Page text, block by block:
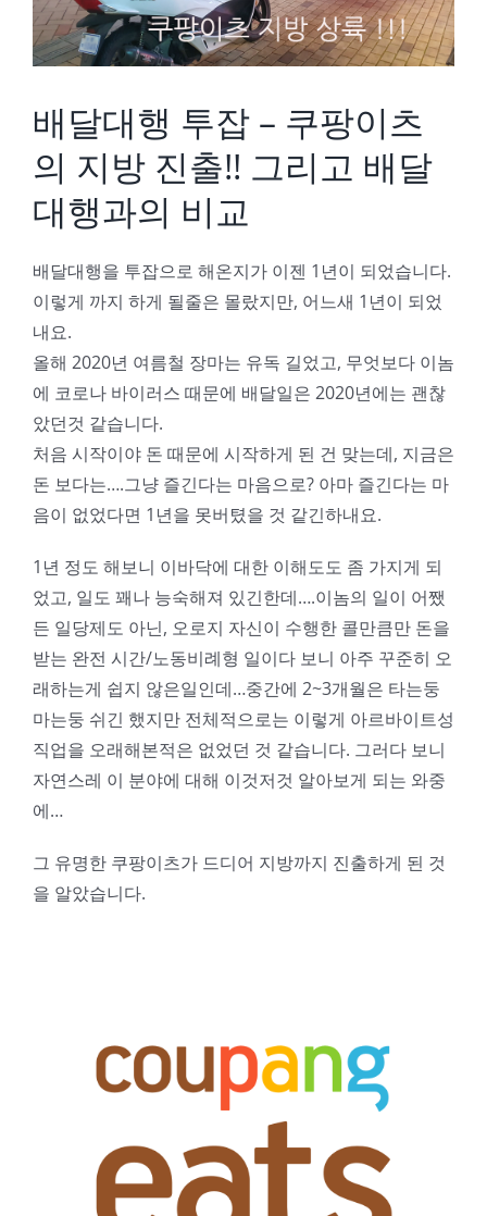
배달대행 투잡 – 쿠팡이츠
의 지방 진출!! 그리고 배달
대행과의 비교
배달대행을 투잡으로 해온지가 이젠 1년이 되었습니다.
이렇게 까지 하게 될줄은 몰랐지만, 어느새 1년이 되었
내요.
올해 2020년 여름철 장마는 유독 길었고, 무엇보다 이놈
에 코로나 바이러스 때문에 배달일은 2020년에는 괜찮
았던것 같습니다.
처음 시작이야 돈 때문에 시작하게 된 건 맞는데, 지금은
돈 보다는….그냥 즐긴다는 마음으로? 아마 즐긴다는 마
음이 없었다면 1년을 못버텼을 것 같긴하내요.
1년 정도 해보니 이바닥에 대한 이해도도 좀 가지게 되
었고, 일도 꽤나 능숙해져 있긴한데….이놈의 일이 어쨌
든 일당제도 아닌, 오로지 자신이 수행한 콜만큼만 돈을
받는 완전 시간/노동비례형 일이다 보니 아주 꾸준히 오
래하는게 쉽지 않은일인데…중간에 2~3개월은 타는둥
마는둥 쉬긴 했지만 전체적으로는 이렇게 아르바이트성
직업을 오래해본적은 없었던 것 같습니다. 그러다 보니
자연스레 이 분야에 대해 이것저것 알아보게 되는 와중
에…
그 유명한 쿠팡이츠가 드디어 지방까지 진출하게 된 것
을 알았습니다.